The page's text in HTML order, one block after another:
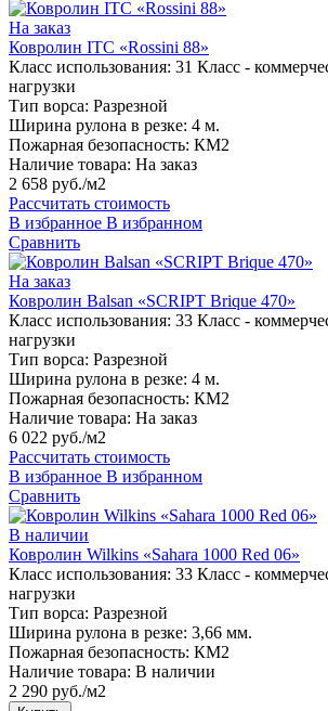
На заказ
Ковролин ITC «Rossini 88»
Класс использования: 31 Класс -
нагрузки
Тип ворса: Разрезной
Ширина рулона в резке: 4 м.
Пожарная безопасность: КМ2
Наличие товара: На заказ
2 658 руб./м2
Рассчитать стоимость
В избранное В избранном
Сравнить
На заказ
Ковролин Balsan «SCRIPT Brique 470»
Класс использования: 33 Класс -
нагрузки
Тип ворса: Разрезной
Ширина рулона в резке: 4 м.
Пожарная безопасность: КМ2
Наличие товара: На заказ
6 022 руб./м2
Рассчитать стоимость
В избранное В избранном
Сравнить
В наличии
Ковролин Wilkins «Sahara 1000 Red 06»
Класс использования: 33 Класс -
нагрузки
Тип ворса: Разрезной
Ширина рулона в резке: 3,66 мм.
Пожарная безопасность: КМ2
Наличие товара: В наличии
2 290 руб./м2